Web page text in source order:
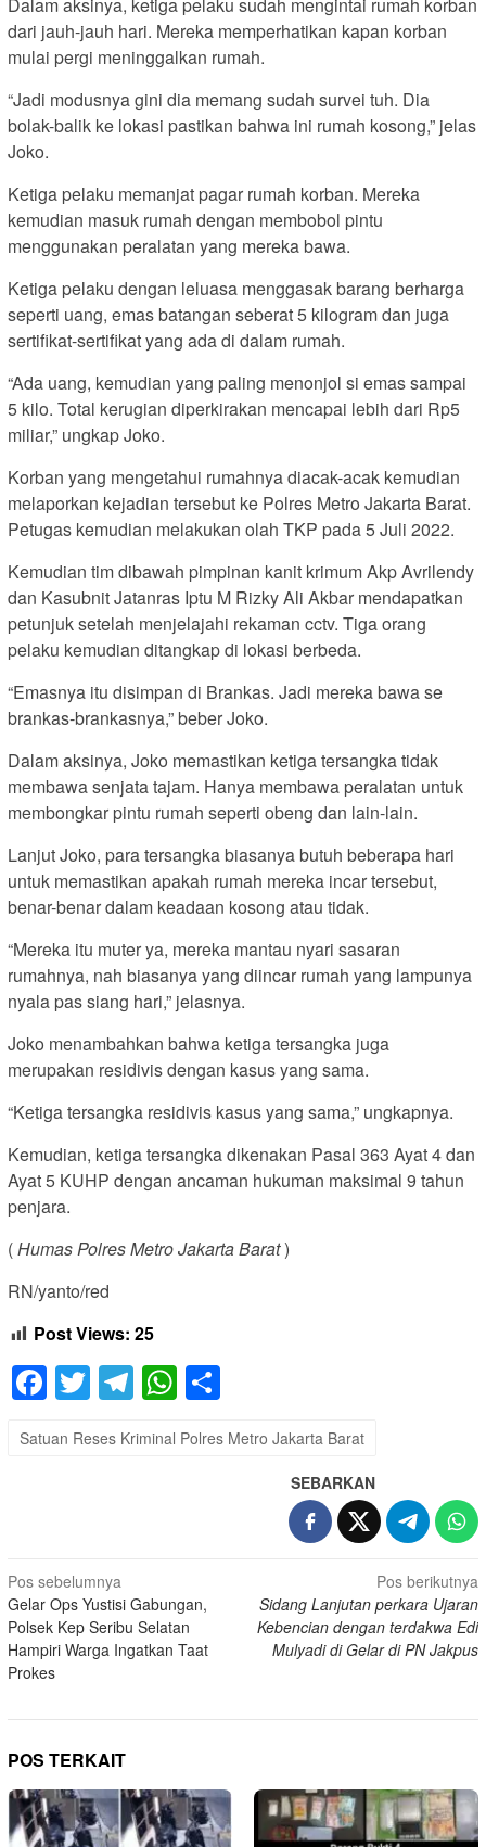
dari jauh-jauh hari. Mereka memperhatikan kapan korban
mulai pergi meninggalkan rumah.
“Jadi modusnya gini dia memang sudah survei tuh. Dia
bolak-balik ke lokasi pastikan bahwa ini rumah kosong,” jelas
Joko.
Ketiga pelaku memanjat pagar rumah korban. Mereka
kemudian masuk rumah dengan membobol pintu
menggunakan peralatan yang mereka bawa.
Ketiga pelaku dengan leluasa menggasak barang berharga
seperti uang, emas batangan seberat 5 kilogram dan juga
sertifikat-sertifikat yang ada di dalam rumah.
“Ada uang, kemudian yang paling menonjol si emas sampai
5 kilo. Total kerugian diperkirakan mencapai lebih dari Rp5
miliar,” ungkap Joko.
Korban yang mengetahui rumahnya diacak-acak kemudian
melaporkan kejadian tersebut ke Polres Metro Jakarta Barat.
Petugas kemudian melakukan olah TKP pada 5 Juli 2022.
Kemudian tim dibawah pimpinan kanit krimum Akp Avrilendy
dan Kasubnit Jatanras Iptu M Rizky Ali Akbar mendapatkan
petunjuk setelah menjelajahi rekaman cctv. Tiga orang
pelaku kemudian ditangkap di lokasi berbeda.
“Emasnya itu disimpan di Brankas. Jadi mereka bawa se
brankas-brankasnya,” beber Joko.
Dalam aksinya, Joko memastikan ketiga tersangka tidak
membawa senjata tajam. Hanya membawa peralatan untuk
membongkar pintu rumah seperti obeng dan lain-lain.
Lanjut Joko, para tersangka biasanya butuh beberapa hari
untuk memastikan apakah rumah mereka incar tersebut,
benar-benar dalam keadaan kosong atau tidak.
“Mereka itu muter ya, mereka mantau nyari sasaran
rumahnya, nah biasanya yang diincar rumah yang lampunya
nyala pas siang hari,” jelasnya.
Joko menambahkan bahwa ketiga tersangka juga
merupakan residivis dengan kasus yang sama.
“Ketiga tersangka residivis kasus yang sama,” ungkapnya.
Kemudian, ketiga tersangka dikenakan Pasal 363 Ayat 4 dan
Ayat 5 KUHP dengan ancaman hukuman maksimal 9 tahun
penjara.
(Humas Polres Metro Jakarta Barat)
RN/yanto/red
Post Views: 25
Facebook
Twitter
Telegram
WhatsApp
Satuan Reses Kriminal Polres Metro Jakarta Barat
SEBARKAN
Navigasi
pos
Pos sebelumnya
Gelar Ops Yustisi Gabungan,
Polsek Kep Seribu Selatan
Hampiri Warga Ingatkan Taat
Prokes
Pos berikutnya
Sidang Lanjutan perkara Ujaran
Kebencian dengan terdakwa Edi
Mulyadi di Gelar di PN Jakpus
POS TERKAIT